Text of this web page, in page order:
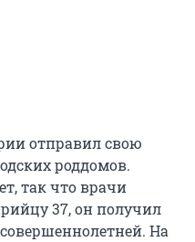
отправил свою
роддомов.
так что врачи
37, он получил
На